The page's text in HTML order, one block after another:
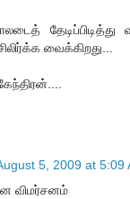
வைக்கிறது...
5, 2009 at 5:09
விமர்சனம்